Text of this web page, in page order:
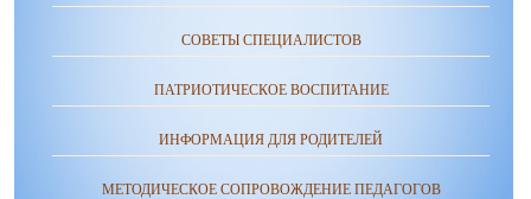
СОВЕТЫ СПЕЦИАЛИСТОВ
ПАТРИОТИЧЕСКОЕ ВОСПИТАНИЕ
ИНФОРМАЦИЯ ДЛЯ РОДИТЕЛЕЙ
МЕТОДИЧЕСКОЕ СОПРОВОЖДЕНИЕ ПЕДАГОГОВ